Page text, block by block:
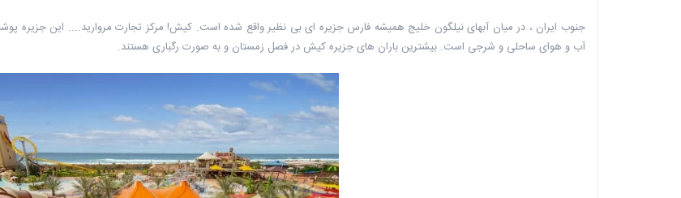
جنوب ایران ، در میان آبهای نیلگون خلیج همیشه فارس جزیره ای بی نظیر واقع شده است. کیش! مرکز تجارت مروارید.... این جزیره
آب و هوای ساحلی و شرجی است. بیشترین باران های جزیره کیش در فصل زمستان و به صورت رگباری هستند.